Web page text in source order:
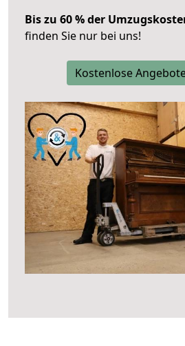
Bis zu 60 % der
finden Sie nur bei uns!
Kostenlose